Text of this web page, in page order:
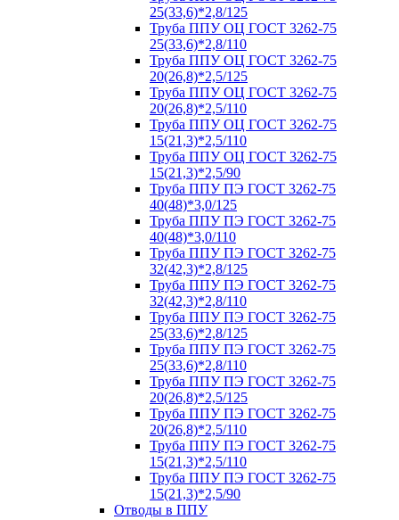
25(33,6)*2,8/125
Труба ППУ ОЦ ГОСТ 3262-75
25(33,6)*2,8/110
Труба ППУ ОЦ ГОСТ 3262-75
20(26,8)*2,5/125
Труба ППУ ОЦ ГОСТ 3262-75
20(26,8)*2,5/110
Труба ППУ ОЦ ГОСТ 3262-75
15(21,3)*2,5/110
Труба ППУ ОЦ ГОСТ 3262-75
15(21,3)*2,5/90
Труба ППУ ПЭ ГОСТ 3262-75
40(48)*3,0/125
Труба ППУ ПЭ ГОСТ 3262-75
40(48)*3,0/110
Труба ППУ ПЭ ГОСТ 3262-75
32(42,3)*2,8/125
Труба ППУ ПЭ ГОСТ 3262-75
32(42,3)*2,8/110
Труба ППУ ПЭ ГОСТ 3262-75
25(33,6)*2,8/125
Труба ППУ ПЭ ГОСТ 3262-75
25(33,6)*2,8/110
Труба ППУ ПЭ ГОСТ 3262-75
20(26,8)*2,5/125
Труба ППУ ПЭ ГОСТ 3262-75
20(26,8)*2,5/110
Труба ППУ ПЭ ГОСТ 3262-75
15(21,3)*2,5/110
Труба ППУ ПЭ ГОСТ 3262-75
15(21,3)*2,5/90
Отводы в ППУ